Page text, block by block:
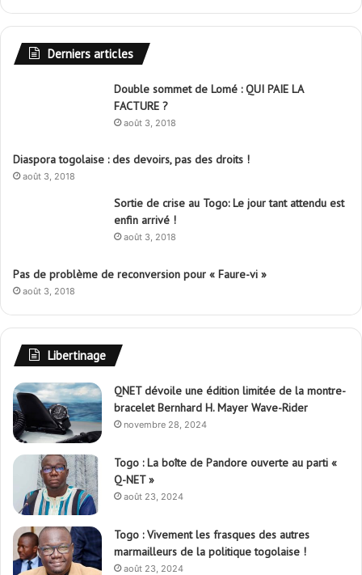
Derniers articles
Double sommet de Lomé : QUI PAIE LA
FACTURE ?
août 3, 2018
Diaspora togolaise : des devoirs, pas des droits !
août 3, 2018
Sortie de crise au Togo: Le jour tant attendu est
enfin arrivé !
août 3, 2018
Pas de problème de reconversion pour « Faure-vi »
août 3, 2018
Libertinage
QNET dévoile une édition limitée de la montre-
bracelet Bernhard H. Mayer Wave-Rider
novembre 28, 2024
Togo : La boîte de Pandore ouverte au parti «
Q-NET »
août 23, 2024
Togo : Vivement les frasques des autres
marmailleurs de la politique togolaise !
août 23, 2024